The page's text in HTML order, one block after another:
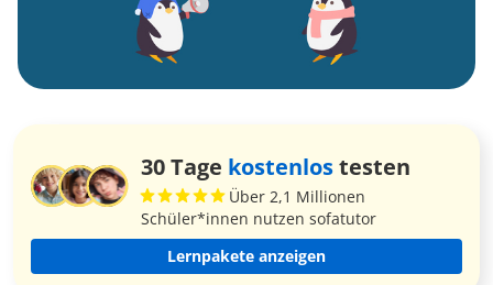
30 Tage kostenlostesten
Über 2,1 Millionen
Schüler*innen nutzen sofatutor
Lernpakete anzeigen